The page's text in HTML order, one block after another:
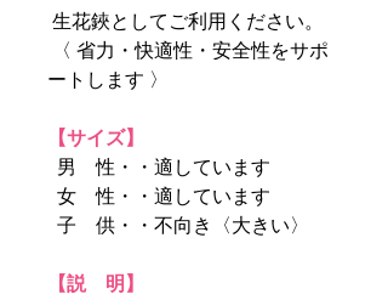
生花鋏としてご利用ください。
〈 省力・快適性・安全性をサポ
ートします 〉
【サイズ】
男 性・・適しています
女 性・・適しています
子 供・・不向き〈大きい〉
【説 明】